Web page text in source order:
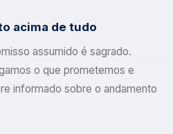
acima de tudo
assumido é sagrado.
o que prometemos e
informado sobre o andamento